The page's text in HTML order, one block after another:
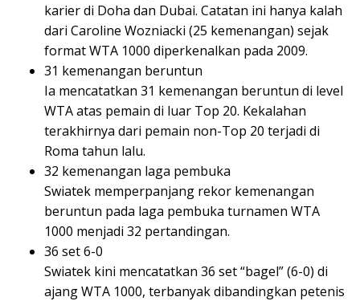
karier di Doha dan Dubai. Catatan ini hanya kalah
dari Caroline Wozniacki (25 kemenangan) sejak
format WTA 1000 diperkenalkan pada 2009.
31 kemenangan beruntun
Ia mencatatkan 31 kemenangan beruntun di level
WTA atas pemain di luar Top 20. Kekalahan
terakhirnya dari pemain non-Top 20 terjadi di
Roma tahun lalu.
32 kemenangan laga pembuka
Swiatek memperpanjang rekor kemenangan
beruntun pada laga pembuka turnamen WTA
1000 menjadi 32 pertandingan.
36 set 6-0
Swiatek kini mencatatkan 36 set “bagel” (6-0) di
ajang WTA 1000, terbanyak dibandingkan petenis